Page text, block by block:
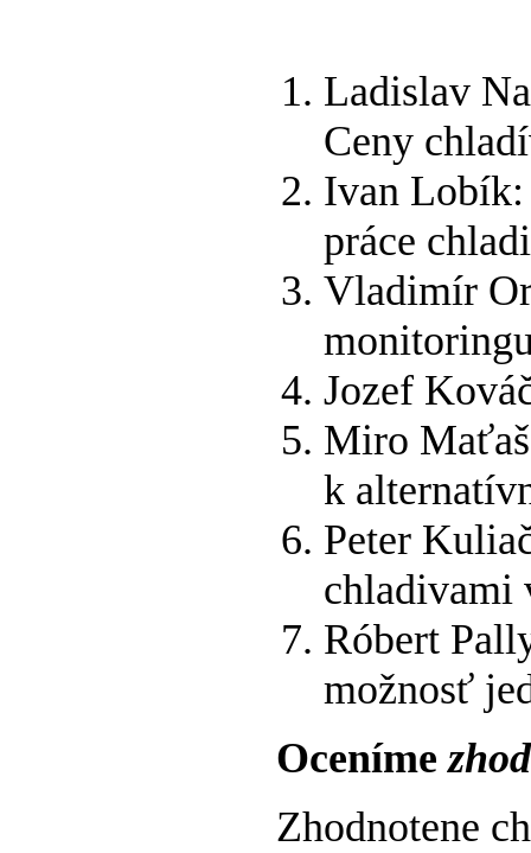
Ladislav
Ceny
Ivan Lobík:
práce
Vladimír
Jozef
Miro
k
Peter
chladivami
Róbert
možnosť
Oceníme
Zhodnotene